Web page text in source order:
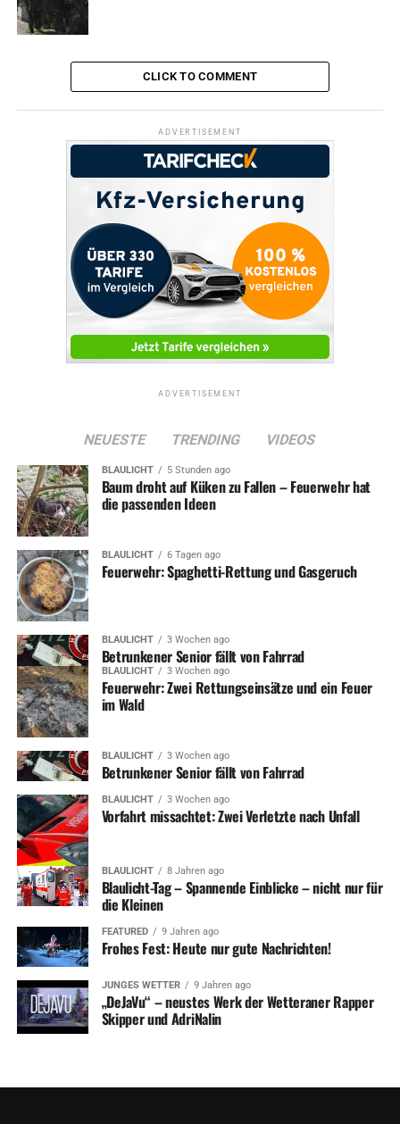
CLICK TO COMMENT
ADVERTISEMENT
ADVERTISEMENT
NEUESTE TRENDING VIDEOS
BLAULICHT 5 Stunden ago
Baum droht auf Küken zu Fallen – Feuerwehr hat
die passenden Ideen
BLAULICHT 6 Tagen ago
Feuerwehr: Spaghetti-Rettung und Gasgeruch
BLAULICHT 3 Wochen ago
Betrunkener Senior fällt von Fahrrad
BLAULICHT 3 Wochen ago
Feuerwehr: Zwei Rettungseinsätze und ein Feuer
im Wald
BLAULICHT 3 Wochen ago
Betrunkener Senior fällt von Fahrrad
BLAULICHT 3 Wochen ago
Vorfahrt missachtet: Zwei Verletzte nach Unfall
BLAULICHT 8 Jahren ago
Blaulicht-Tag – Spannende Einblicke – nicht nur für
die Kleinen
FEATURED 9 Jahren ago
Frohes Fest: Heute nur gute Nachrichten!
JUNGES WETTER 9 Jahren ago
„DeJaVu“ – neustes Werk der Wetteraner Rapper
Skipper und AdriNalin